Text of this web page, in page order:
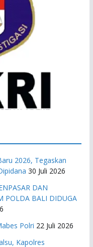
2026, Tegaskan
30 Juli 2026
DAN
POLDA BALI DIDUGA
Polri 22 Juli 2026
Kapolres